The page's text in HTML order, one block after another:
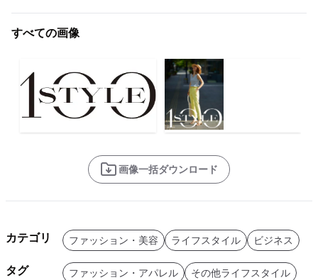
すべての画像
画像一括ダウンロード
カテゴリ ファッション・美容 ライフスタイル ビジネス
タグ ファッション・アパレル
その他ライフスタイル